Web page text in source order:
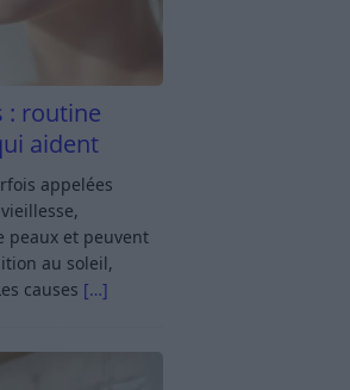
: routine
aident
appelées
peaux et peuvent
au soleil,
causes […]